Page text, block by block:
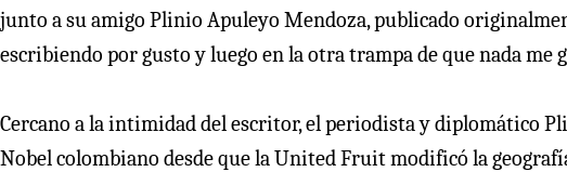
junto a su amigo Plinio Apuleyo Mendoza, publicado
escribiendo por gusto y luego en la otra trampa de que nada me
Cercano a la intimidad del escritor, el periodista y diplomático
Nobel colombiano desde que la United Fruit modificó la